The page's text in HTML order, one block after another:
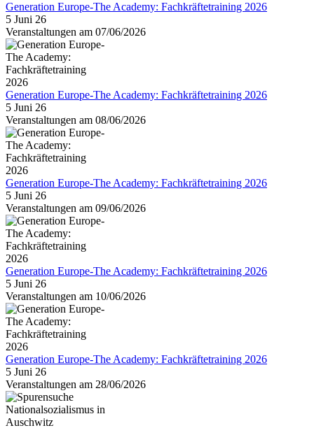
Generation Europe-The Academy: Fachkräftetraining 2026
5 Juni 26
Veranstaltungen am 07/06/2026
Generation Europe-The Academy: Fachkräftetraining 2026
5 Juni 26
Veranstaltungen am 08/06/2026
Generation Europe-The Academy: Fachkräftetraining 2026
5 Juni 26
Veranstaltungen am 09/06/2026
Generation Europe-The Academy: Fachkräftetraining 2026
5 Juni 26
Veranstaltungen am 10/06/2026
Generation Europe-The Academy: Fachkräftetraining 2026
5 Juni 26
Veranstaltungen am 28/06/2026